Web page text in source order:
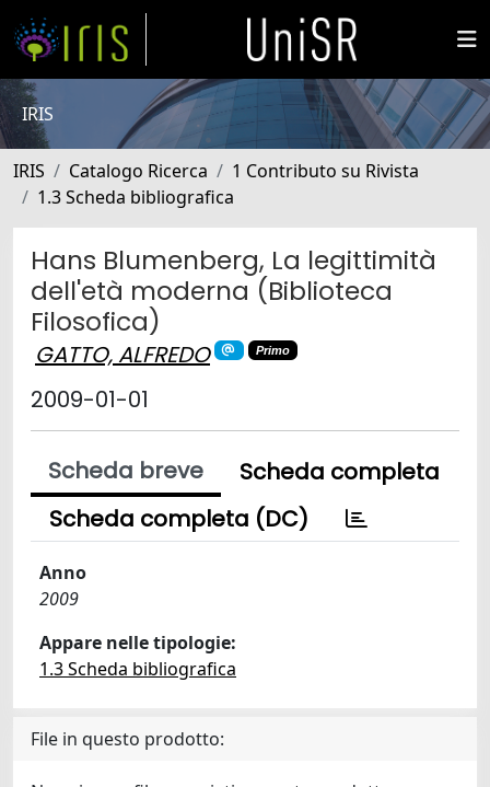
IRIS
IRIS Catalogo Ricerca
1 Contributo su Rivista
1.3 Scheda bibliografica
Hans Blumenberg, La legittimità
dell'età moderna (Biblioteca
Filosofica)
GATTO, ALFREDO Primo
2009-01-01
Scheda breve
Scheda completa
Scheda completa (DC)
Anno
2009
Appare nelle tipologie:
1.3 Scheda bibliografica
File in questo prodotto: